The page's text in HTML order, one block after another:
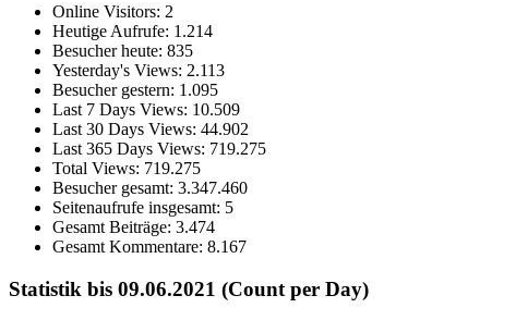
Online Visitors: 2
Heutige Aufrufe: 1.214
Besucher heute: 835
Yesterday's Views: 2.113
Besucher gestern: 1.095
Last 7 Days Views: 10.509
Last 30 Days Views: 44.902
Last 365 Days Views: 719.275
Total Views: 719.275
Besucher gesamt: 3.347.460
Seitenaufrufe insgesamt: 5
Gesamt Beiträge: 3.474
Gesamt Kommentare: 8.167
Statistik bis 09.06.2021 (Count per Day)